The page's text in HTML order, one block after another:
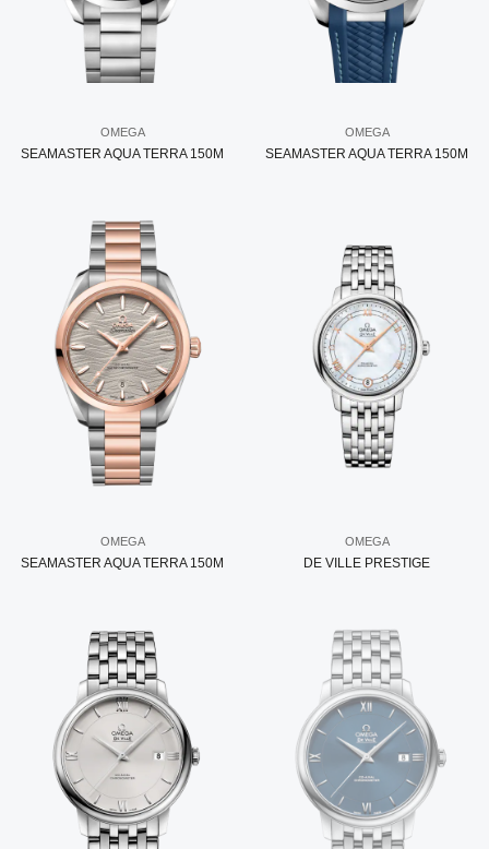
OMEGA
SEAMASTER AQUA TERRA 150M
OMEGA
SEAMASTER AQUA TERRA 150M
OMEGA
SEAMASTER AQUA TERRA 150M
OMEGA
DE VILLE PRESTIGE